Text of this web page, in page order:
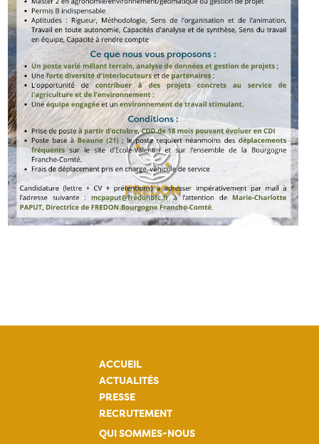
ACCUEIL
ACTUALITÉS
PRESSE
RECRUTEMENT
QUI SOMMES-NOUS